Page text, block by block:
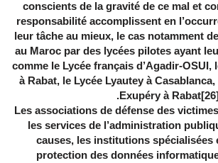
conscients de la gravité de ce mal et
responsabilité accomplissent en
leur tâche au mieux, le cas notamment
au Maroc par des lycées pilotes ayant
comme le Lycée français d’Agadir-OSUI,
à Rabat, le Lycée Lyautey à
Exupéry à Rabat
.
-Les associations de défense des
les services de l’administration
causes, les institutions spécialisées
protection des données